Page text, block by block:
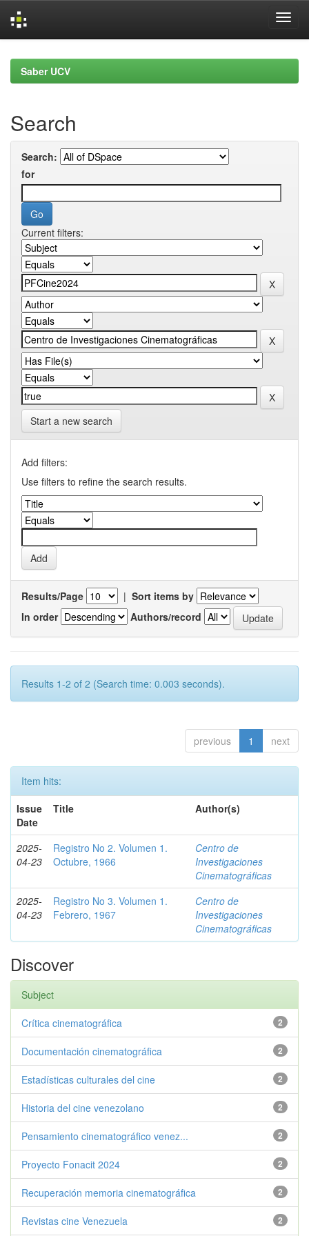
navigationSaber UCV
Search
Search:
for
Current filters:
Start a new search
Add filters:
Use filters to refine the search results.
Results/Page | Sort items by
In order
Authors/record
Results 1-2 of 2 (Search time: 0.003 seconds).
previous 1 next
Item hits:
Issue
Date
Title Author(s)
2025-
04-23
Registro No 2. Volumen 1.
Octubre, 1966
Centro de
Investigaciones
Cinematográficas
2025-
04-23
Registro No 3. Volumen 1.
Febrero, 1967
Centro de
Investigaciones
Cinematográficas
Discover
Subject
2
Crítica cinematográfica
2
Documentación cinematográfica
2
Estadísticas culturales del cine
2
Historia del cine venezolano
2
Pensamiento cinematográfico venez...
2
Proyecto Fonacit 2024
2
Recuperación memoria cinematográfica
2
Revistas cine Venezuela